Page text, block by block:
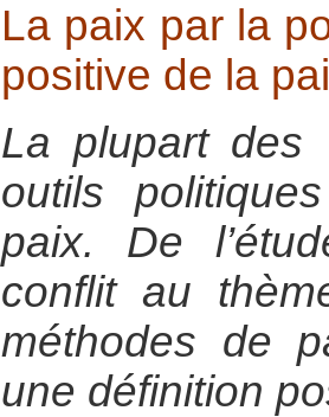
La paix par la
positive de la
La plupart des
outils
paix. De
conflit au
méthodes de
une définition